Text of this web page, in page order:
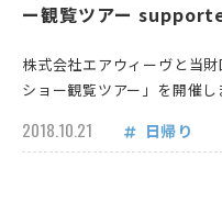
ー観覧ツアー
株式会社エアウィーヴと当
ショー観覧ツアー」を開催し
2018.10.21 日帰り